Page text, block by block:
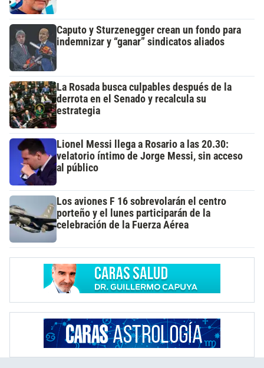
Caputo y Sturzenegger crean un fondo para
indemnizar y “ganar” sindicatos aliados
La Rosada busca culpables después de la
derrota en el Senado y recalcula su
estrategia
Lionel Messi llega a Rosario a las 20.30:
velatorio íntimo de Jorge Messi, sin acceso
al público
Los aviones F 16 sobrevolarán el centro
porteño y el lunes participarán de la
celebración de la Fuerza Aérea